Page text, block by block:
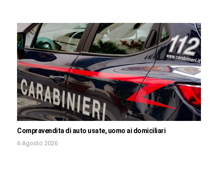
Compravendita di auto usate, uomo ai domiciliari
6 Agosto 2026